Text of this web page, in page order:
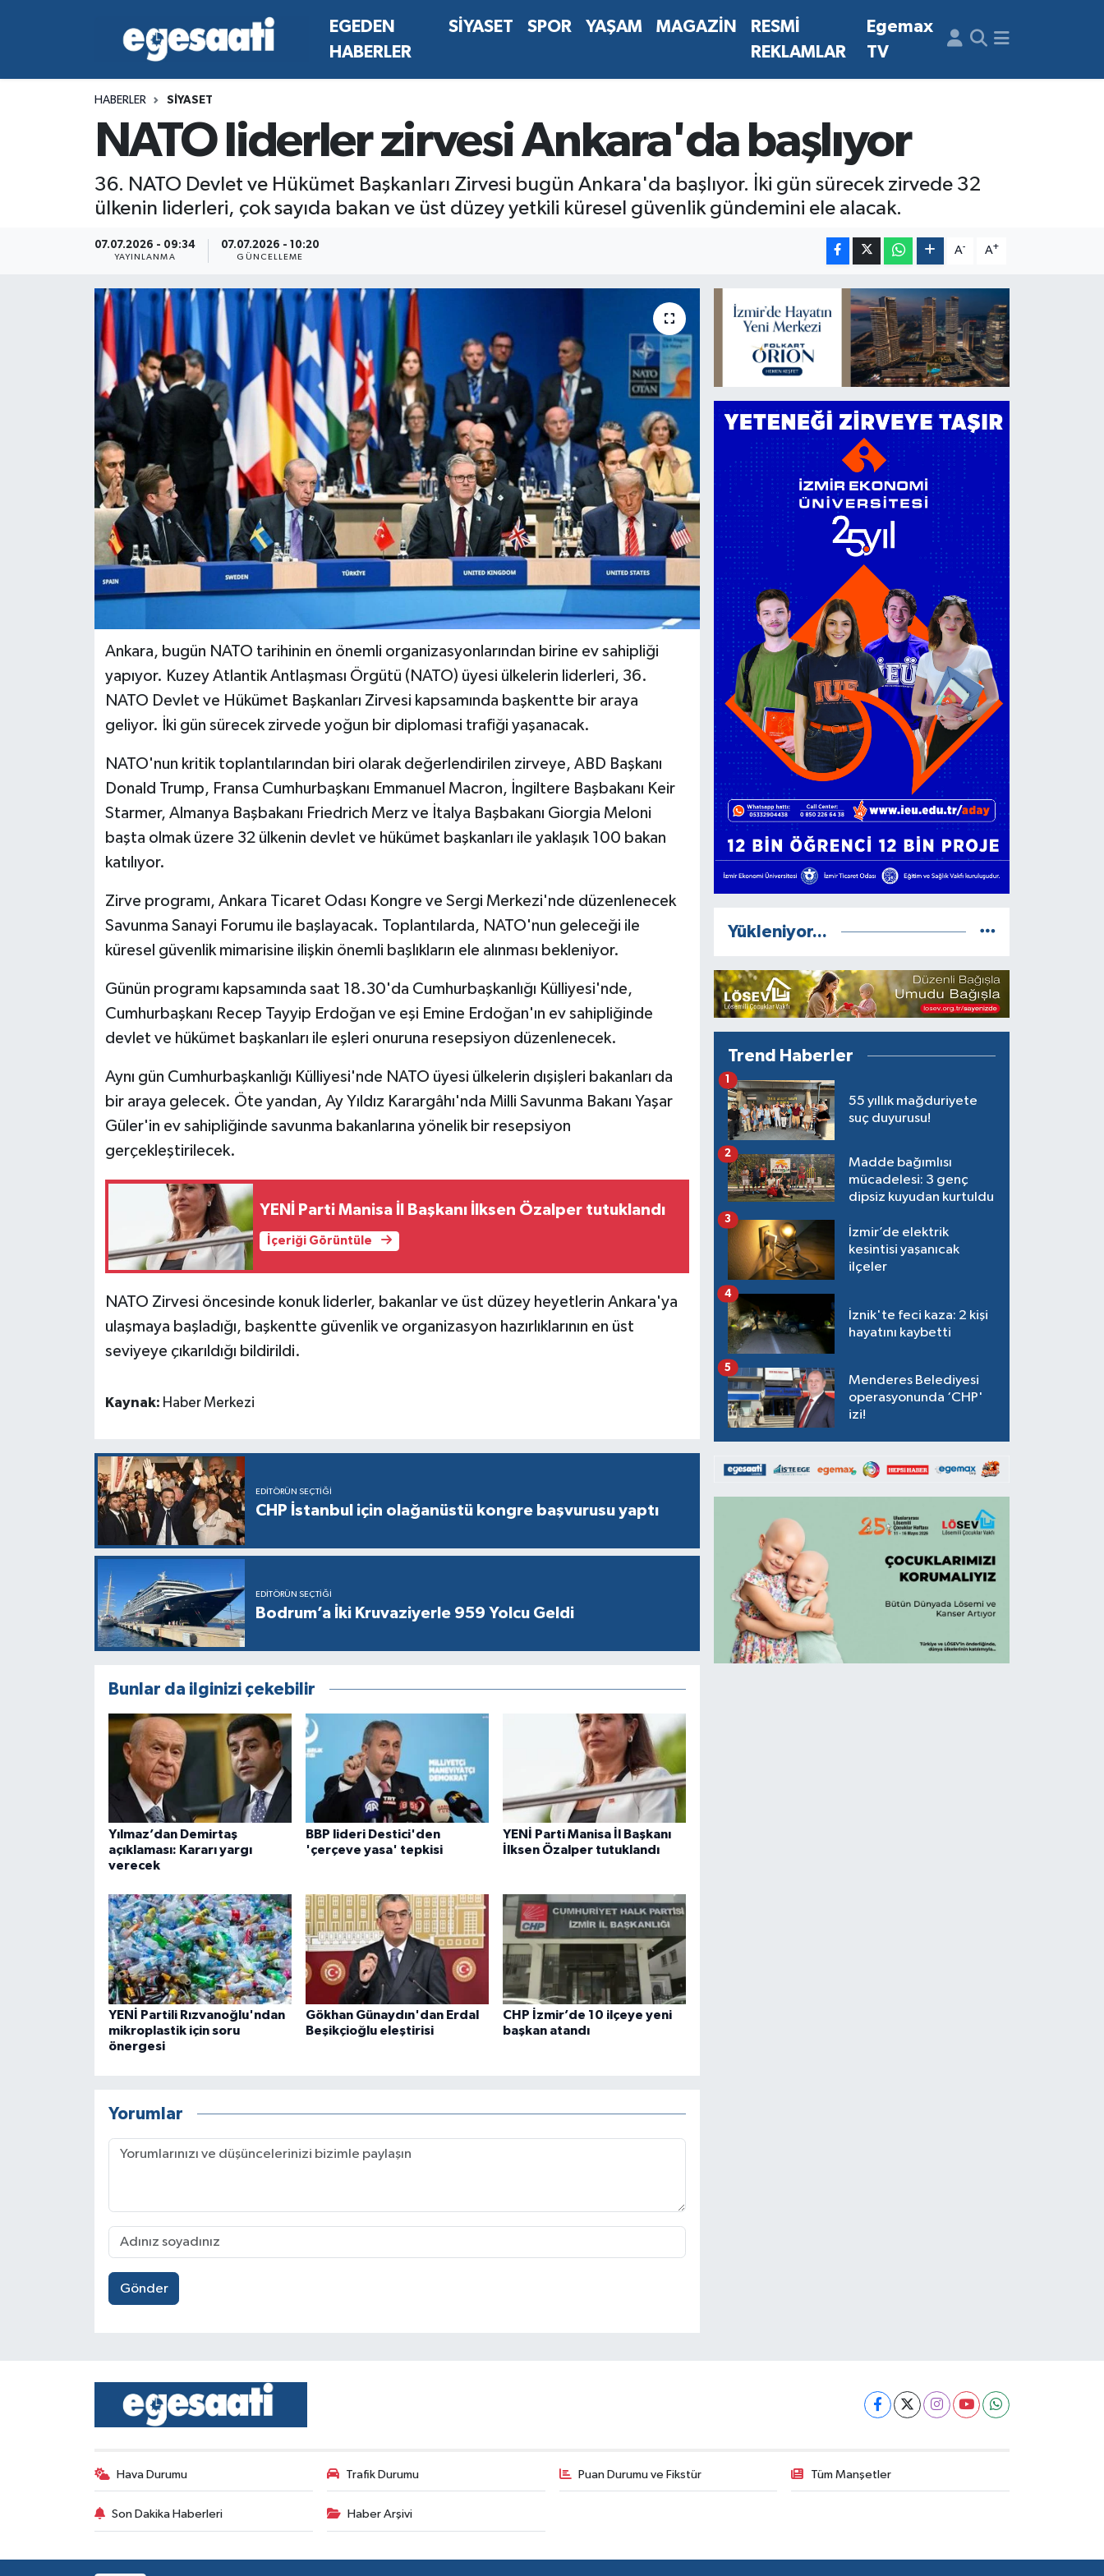
EGEDEN
HABERLER
SİYASET SPOR YAŞAM MAGAZİN
RESMİ
REKLAMLAR
Egemax
TV
HABERLER SİYASET
NATO liderler zirvesi Ankara'da başlıyor
36. NATO Devlet ve Hükümet Başkanları Zirvesi bugün Ankara'da başlıyor. İki gün sürecek zirvede 32
ülkenin liderleri, çok sayıda bakan ve üst düzey yetkili küresel güvenlik gündemini ele alacak.
07.07.2026 - 09:34
YAYINLANMA
07.07.2026 - 10:20
GÜNCELLEME
A- A+
Ankara, bugün NATO tarihinin en önemli organizasyonlarından birine ev sahipliği
yapıyor. Kuzey Atlantik Antlaşması Örgütü (NATO) üyesi ülkelerin liderleri, 36.
NATO Devlet ve Hükümet Başkanları Zirvesi kapsamında başkentte bir araya
geliyor. İki gün sürecek zirvede yoğun bir diplomasi trafiği yaşanacak.
NATO'nun kritik toplantılarından biri olarak değerlendirilen zirveye, ABD Başkanı
Donald Trump, Fransa Cumhurbaşkanı Emmanuel Macron, İngiltere Başbakanı Keir
Starmer, Almanya Başbakanı Friedrich Merz ve İtalya Başbakanı Giorgia Meloni
başta olmak üzere 32 ülkenin devlet ve hükümet başkanları ile yaklaşık 100 bakan
katılıyor.
Zirve programı, Ankara Ticaret Odası Kongre ve Sergi Merkezi'nde düzenlenecek
Savunma Sanayi Forumu ile başlayacak. Toplantılarda, NATO'nun geleceği ile
küresel güvenlik mimarisine ilişkin önemli başlıkların ele alınması bekleniyor.
Günün programı kapsamında saat 18.30'da Cumhurbaşkanlığı Külliyesi'nde,
Cumhurbaşkanı Recep Tayyip Erdoğan ve eşi Emine Erdoğan'ın ev sahipliğinde
devlet ve hükümet başkanları ile eşleri onuruna resepsiyon düzenlenecek.
Aynı gün Cumhurbaşkanlığı Külliyesi'nde NATO üyesi ülkelerin dışişleri bakanları da
bir araya gelecek. Öte yandan, Ay Yıldız Karargâhı'nda Milli Savunma Bakanı Yaşar
Güler'in ev sahipliğinde savunma bakanlarına yönelik bir resepsiyon
gerçekleştirilecek.
YENİ Parti Manisa İl Başkanı İlksen Özalper tutuklandı
İçeriği Görüntüle
NATO Zirvesi öncesinde konuk liderler, bakanlar ve üst düzey heyetlerin Ankara'ya
ulaşmaya başladığı, başkentte güvenlik ve organizasyon hazırlıklarının en üst
seviyeye çıkarıldığı bildirildi.
Kaynak: Haber Merkezi
EDITÖRÜN SEÇTIĞI
CHP İstanbul için olağanüstü kongre başvurusu yaptı
EDITÖRÜN SEÇTIĞI
Bodrum’a İki Kruvaziyerle 959 Yolcu Geldi
Bunlar da ilginizi çekebilir
Yılmaz’dan Demirtaş
açıklaması: Kararı yargı
verecek
BBP lideri Destici'den
'çerçeve yasa' tepkisi
YENİ Parti Manisa İl Başkanı
İlksen Özalper tutuklandı
YENİ Partili Rızvanoğlu'ndan
mikroplastik için soru
önergesi
Gökhan Günaydın'dan Erdal
Beşikçioğlu eleştirisi
CHP İzmir’de 10 ilçeye yeni
başkan atandı
Yorumlar
Gönder
Yükleniyor...
Trend Haberler
55 yıllık mağduriyete
suç duyurusu!
1
Madde bağımlısı
mücadelesi: 3 genç
dipsiz kuyudan kurtuldu
2
İzmir’de elektrik
kesintisi yaşanıcak
ilçeler
3
İznik'te feci kaza: 2 kişi
hayatını kaybetti
4
Menderes Belediyesi
operasyonunda ‘CHP'
izi!
5
Hava Durumu Trafik Durumu Puan Durumu ve Fikstür Tüm Manşetler
Son Dakika Haberleri Haber Arşivi
MAGAZİN
EGEDEN HABERLER
SİYASET
Egemax TV
Trafik Durumu
Süper Lig Puan Durumu ve Fikstür
Tüm Manşetler